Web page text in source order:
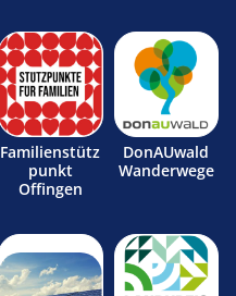
Familienstütz
punkt
Offingen
DonAUwald
Wanderwege